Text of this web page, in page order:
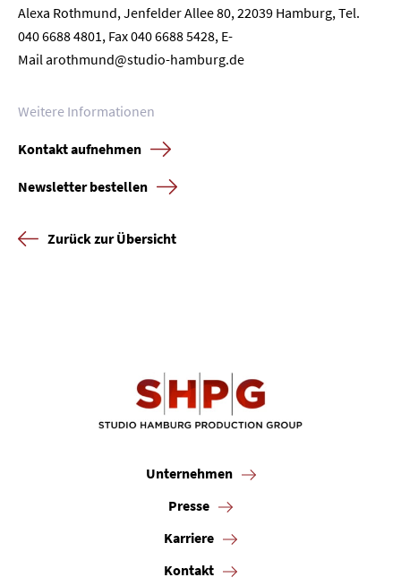
Alexa Rothmund, Jenfelder Allee 80, 22039 Hamburg, Tel.
040 6688 4801, Fax 040 6688 5428, E-
Mailarothmund@studio-hamburg.de
Weitere Informationen
Kontakt aufnehmen
Newsletter bestellen
Zurück zur Übersicht
Unternehmen
Presse
Karriere
Kontakt
Karriere
Kontakt